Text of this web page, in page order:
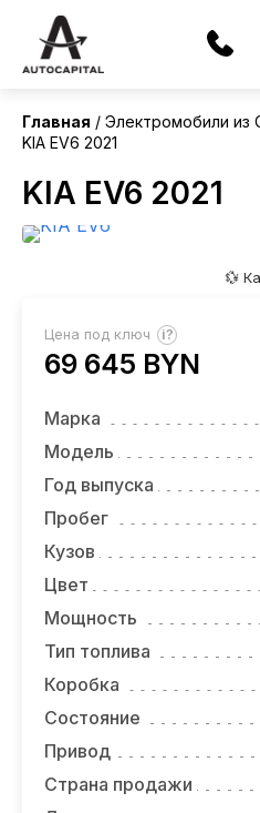
АВТОМОБИЛИ
ЭЛЕКТРОМОБИЛИ
УСЛУГИ
НОВОСТИ
ОТЗЫВЫ
ВАКАНСИИ
О КОМПАНИИ
КОНТАКТЫ
Главная Электромобили из
KIA EV6 2021
KIA EV6 2021
💱
Цена под ключ ?
69 645 BYN
Марка
Модель
Год выпуска
Пробег
Кузов
Цвет
Мощность
Тип топлива
Коробка
Состояние
Привод
Страна продажи